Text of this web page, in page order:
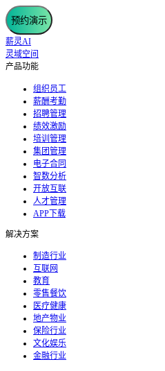
预约演示
薪灵AI
灵域空间
产品功能
组织员工
薪酬考勤
招聘管理
绩效激励
培训管理
集团管理
电子合同
智数分析
开放互联
人才管理
APP下载
解决方案
制造行业
互联网
教育
零售餐饮
医疗健康
地产物业
保险行业
文化娱乐
金融行业